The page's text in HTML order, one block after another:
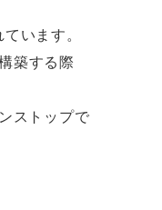
います。
築する際
ストップで